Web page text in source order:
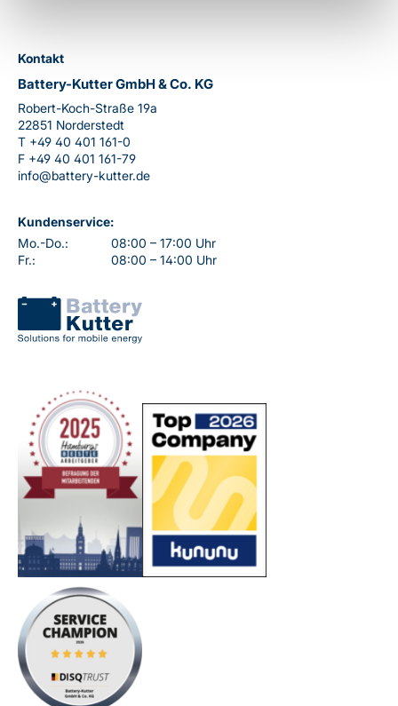
Kontakt
Battery-Kutter GmbH & Co. KG
Robert-Koch-Straße 19a
22851 Norderstedt
T +49 40 401 161-0
F +49 40 401 161-79
info@battery-kutter.de
Kundenservice:
Mo.-Do.:
08:00 – 17:00 Uhr
Fr.:
08:00 – 14:00 Uhr